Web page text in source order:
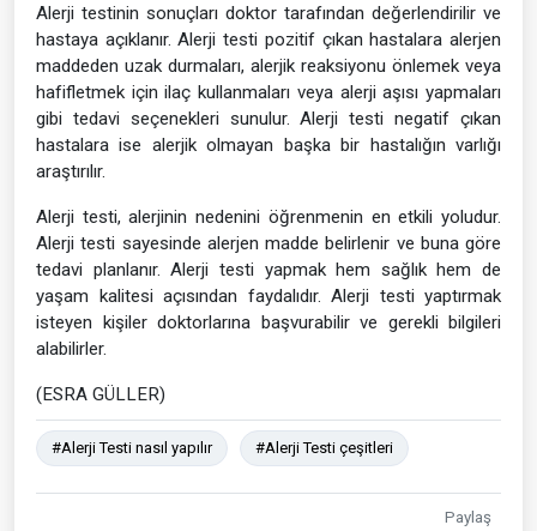
Alerji testinin sonuçları doktor tarafından değerlendirilir ve
hastaya açıklanır. Alerji testi pozitif çıkan hastalara alerjen
maddeden uzak durmaları, alerjik reaksiyonu önlemek veya
hafifletmek için ilaç kullanmaları veya alerji aşısı yapmaları
gibi tedavi seçenekleri sunulur. Alerji testi negatif çıkan
hastalara ise alerjik olmayan başka bir hastalığın varlığı
araştırılır.
Alerji testi, alerjinin nedenini öğrenmenin en etkili yoludur.
Alerji testi sayesinde alerjen madde belirlenir ve buna göre
tedavi planlanır. Alerji testi yapmak hem sağlık hem de
yaşam kalitesi açısından faydalıdır. Alerji testi yaptırmak
isteyen kişiler doktorlarına başvurabilir ve gerekli bilgileri
alabilirler.
(ESRA GÜLLER)
#Alerji Testi nasıl yapılır #Alerji Testi çeşitleri
Paylaş